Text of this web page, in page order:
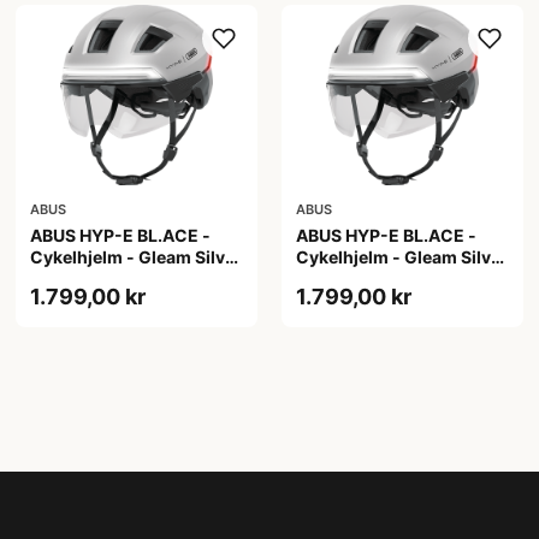
ABUS
ABUS HYP-E BL.ACE -
Cykelhjelm - Gleam Silver
1.799,00 kr
ABUS
ABUS HYP-E BL.ACE -
Cykelhjelm - Gleam Silver
1.799,00 kr